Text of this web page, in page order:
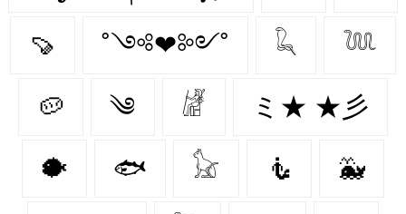
🍠 ˚༺❤︎༻˚ 𓆗 𓆙
🥔 ༄ 𓁈 ミ★ ★彡
🐡 🐟 𓃠 🧜 🐳